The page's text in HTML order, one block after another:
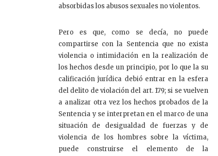
absorbidas los abusos sexuales no violentos.
Pero es que, como se decía, no puede
compartirse con la Sentencia que no exista
violencia o intimidación en la realización de
los hechos desde un principio, por lo que la su
calificación jurídica debió entrar en la esfera
del delito de violación del art. 179; si se vuelven
a analizar otra vez los hechos probados de la
Sentencia y se interpretan en el marco de una
situación de desigualdad de fuerzas y de
violencia de los hombres sobre la víctima,
puede construirse el elemento de la